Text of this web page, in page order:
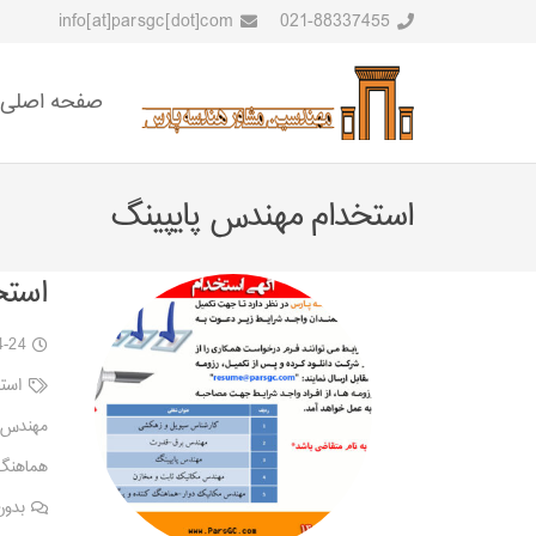
021-88337455
info[at]parsgc[dot]com
صفحه اصلی
استخدام مهندس پایپینگ
24
مهندس